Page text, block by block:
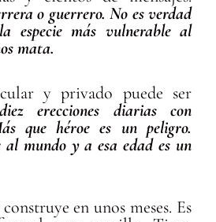
o guerrero. No es verdad
especie más vulnerable al
mata.
y privado puede ser
erecciones diarias con
que héroe es un peligro.
al mundo y a esa edad es un
en unos meses. Es